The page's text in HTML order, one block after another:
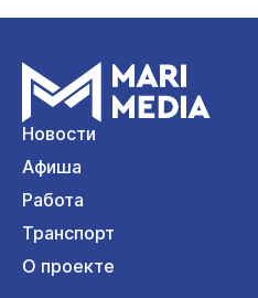
Новости
Афиша
Работа
Транспорт
О проекте